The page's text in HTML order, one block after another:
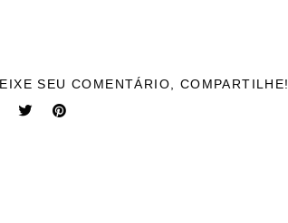
SEU COMENTÁRIO, COMPARTILHE!